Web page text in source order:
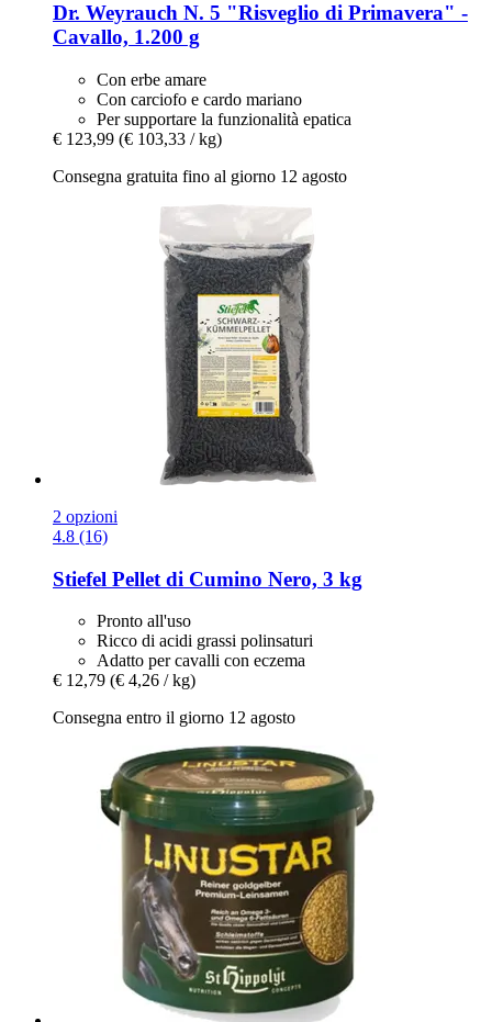
Dr. Weyrauch N. 5 "Risveglio di Primavera" -​
Cavallo, 1.200 g
Con erbe amare
Con carciofo e cardo mariano
Per supportare la funzionalità epatica
€ 123,99 (€ 103,33 / kg)
Consegna gratuita fino al giorno 12 agosto
2 opzioni
4.8 (16)
Stiefel Pellet di Cumino Nero, 3 kg
Pronto all'uso
Ricco di acidi grassi polinsaturi
Adatto per cavalli con eczema
€ 12,79 (€ 4,26 / kg)
Consegna entro il giorno 12 agosto